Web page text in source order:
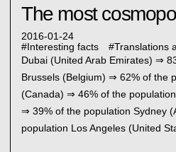
2016-01-24
#Interesting facts #Translations
Dubai (United Arab Emirates) ⇒
Brussels (Belgium) ⇒ 62% of the
(Canada) ⇒ 46% of the
⇒ 39% of the population Sydney
population Los Angeles (United